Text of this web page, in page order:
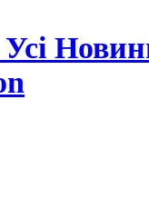
Іспанія
проводити